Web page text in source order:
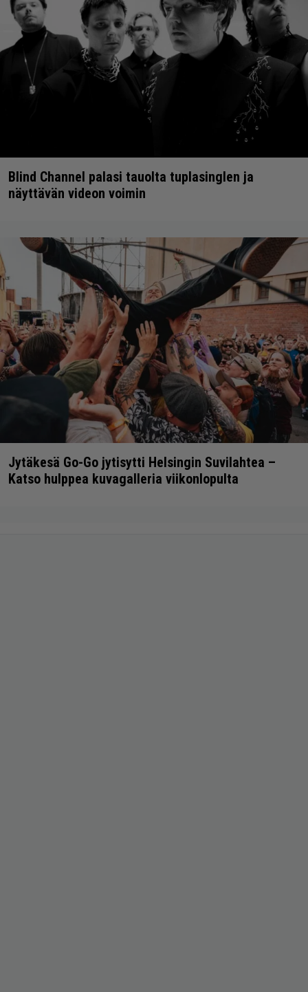
Blind Channel palasi tauolta tuplasinglen ja
näyttävän videon voimin
Jytäkesä Go-Go jytisytti Helsingin Suvilahtea –
Katso hulppea kuvagalleria viikonlopulta